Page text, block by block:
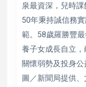
泉最資深，兒時
50年秉持誠信務
範。58歲羅勝豐
養子女成長自立
關懷弱勢及投身公
圖／新聞局提供